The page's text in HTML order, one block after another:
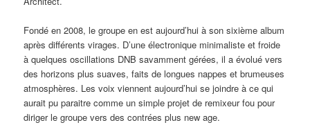
Fondé en 2008, le groupe en est aujourd’hui à son sixième album
après différents virages. D’une électronique minimaliste et froide
à quelques oscillations DNB savamment gérées, il a évolué vers
des horizons plus suaves, faits de longues nappes et brumeuses
atmosphères. Les voix viennent aujourd’hui se joindre à ce qui
aurait pu paraitre comme un simple projet de remixeur fou pour
diriger le groupe vers des contrées plus new age.